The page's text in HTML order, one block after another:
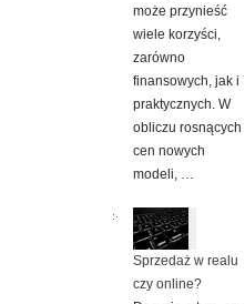
może przynieść
wiele korzyści,
zarówno
finansowych, jak i
praktycznych. W
obliczu rosnących
cen nowych
modeli, …
Sprzedaż w realu
czy online?